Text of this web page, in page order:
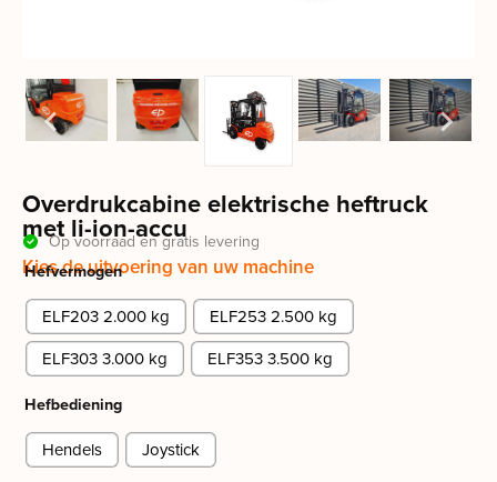
Overdrukcabine elektrische heftruck
met li-ion-accu
Op voorraad en gratis levering
Kies de uitvoering van uw machine
Hefvermogen
ELF203 2.000 kg
ELF253 2.500 kg
ELF303 3.000 kg
ELF353 3.500 kg
Hefbediening
Hendels
Joystick